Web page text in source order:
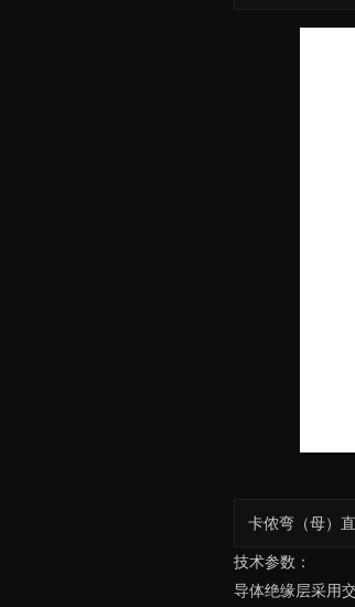
卡侬弯（母）直
技术参数：
导体绝缘层采用